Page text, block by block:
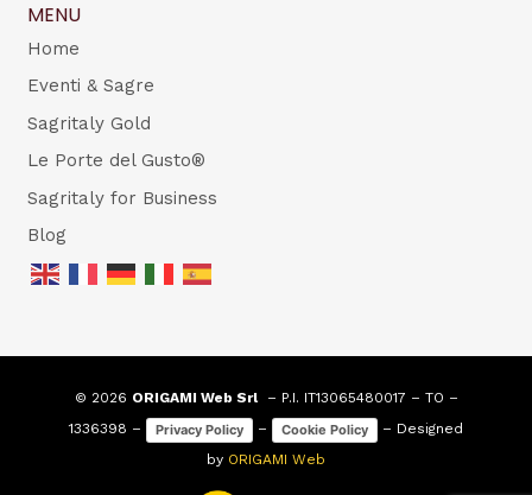
MENU
Home
Eventi & Sagre
Sagritaly Gold
Le Porte del Gusto®
Sagritaly for Business
Blog
© 2026 ORIGAMI Web Srl– P.I. IT13065480017 – TO –
1336398 –
Privacy Policy – Cookie Policy
– Designed
by ORIGAMI Web